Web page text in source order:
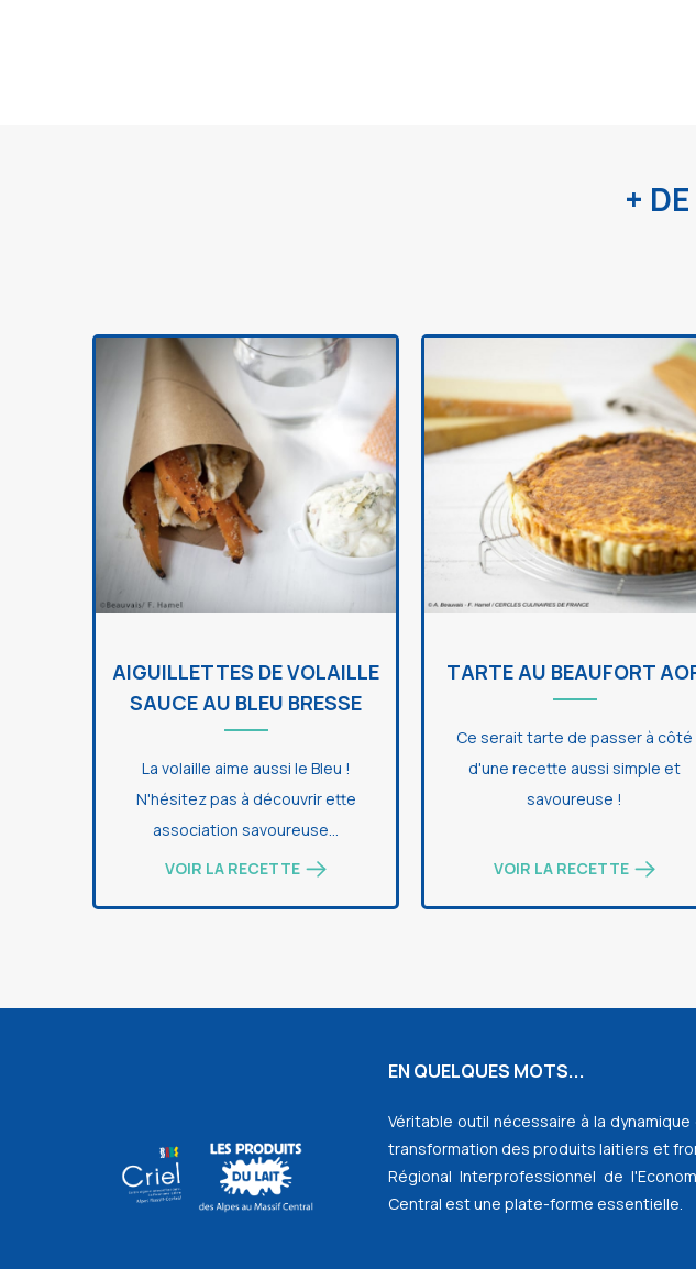
+
AIGUILLETTES DE VOLAILLE
SAUCE AU BLEU BRESSE
La volaille aime aussi le Bleu !
N'hésitez pas à découvrir ette
association savoureuse...
VOIR LA RECETTE
TARTE AU BEAUFORT
Ce serait tarte de passer à côté
d'une recette aussi simple et
savoureuse !
VOIR LA RECETTE
EN QUELQUES MOTS...
Véritable outil nécessaire à la
transformation des produits laitiers et
Régional Interprofessionnel de
Central est une plate-forme essentielle.